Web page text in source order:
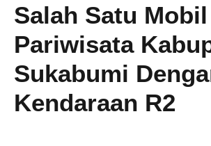
Salah Satu
Pariwisata
Sukabumi
Kendaraan R2